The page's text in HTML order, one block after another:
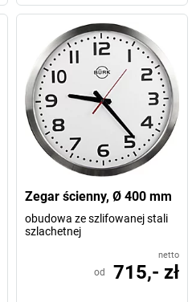
Zegar ścienny, Ø 400 mm
obudowa ze szlifowanej stali
szlachetnej
netto
od 715,- zł